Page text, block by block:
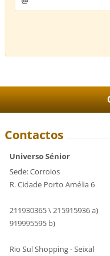
Contactos
Universo Sénior
Sede: Corroios
R. Cidade Porto Amélia 6
211930365 \ 215915936 a)
919995595 b)
Rio Sul Shopping - Seixal